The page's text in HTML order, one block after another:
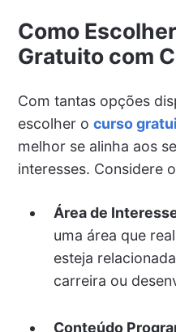
Como
Gratuito com
Com tantas opções
escolher o curso
melhor se alinha aos
interesses. Considere
Área de
uma área que
esteja
carreira ou
Conteúdo